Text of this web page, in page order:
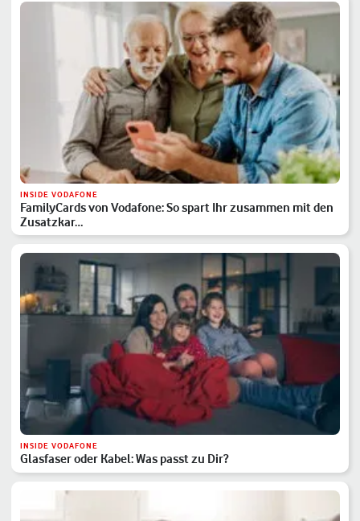
INSIDE VODAFONE
FamilyCards von Vodafone: So spart Ihr zusammen mit den
Zusatzkar…
INSIDE VODAFONE
Glasfaser oder Kabel: Was passt zu Dir?